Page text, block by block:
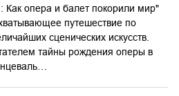
Как опера и балет покорили мир"
путешествие по
сценических искусств.
тайны рождения оперы в